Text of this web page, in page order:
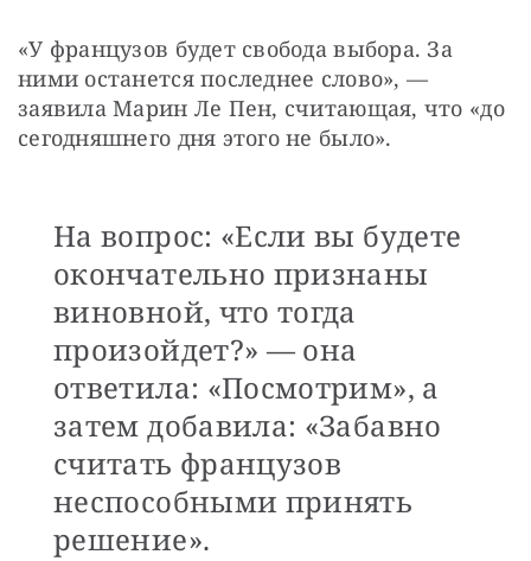
«У французов будет свобода выбора. За
ними останется последнее слово», —
заявила Марин Ле Пен, считающая, что «до
сегодняшнего дня этого не было».
На вопрос: «Если вы будете
окончательно признаны
виновной, что тогда
произойдет?» — она
ответила: «Посмотрим», а
затем добавила: «Забавно
считать французов
неспособными принять
решение».